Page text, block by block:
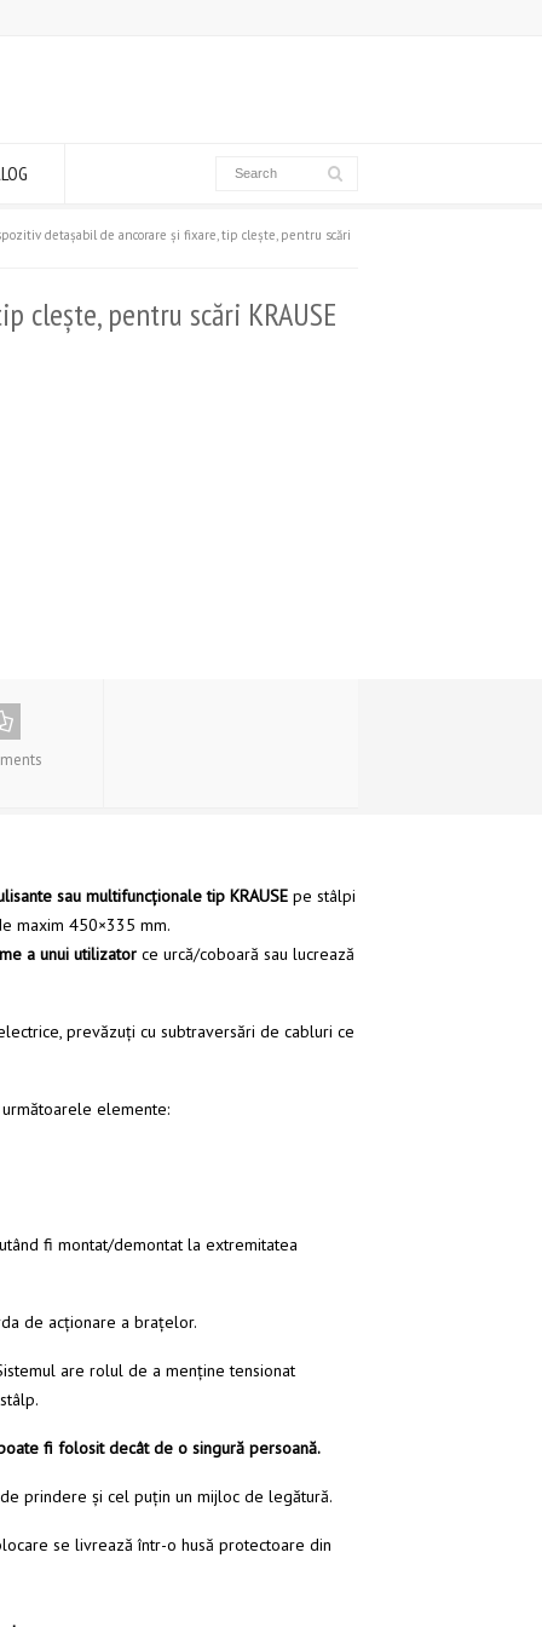
detașabil de ancorare şi fixare, tip cleşte, pentru scări
cleşte, pentru scări KRAUSE
sau multifuncţionale tip KRAUSE pe stâlpi
maxim 450×335 mm.
a unui utilizator ce urcă/coboară sau lucrează
prevăzuţi cu subtraversări de cabluri ce
elemente:
fi montat/demontat la extremitatea
de acționare a brațelor.
are rolul de a menţine tensionat
fi folosit decât de o singură persoană.
prindere şi cel puţin un mijloc de legătură.
se livrează într-o husă protectoare din